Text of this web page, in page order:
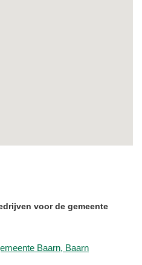
voor de gemeente
Baarn, Baarn